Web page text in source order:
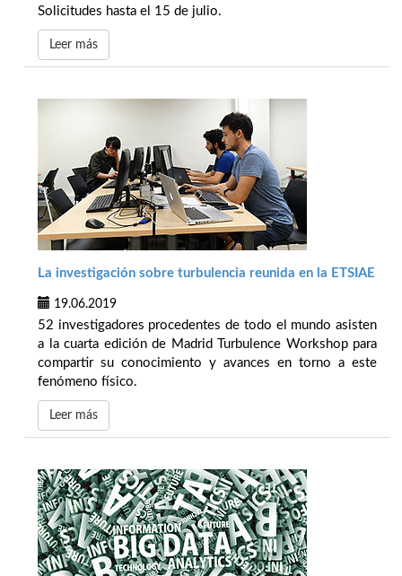
Solicitudes hasta el 15 de julio.
Leer más
La investigación sobre turbulencia reunida en la ETSIAE
19.06.2019
52 investigadores procedentes de todo el mundo asisten
a la cuarta edición de Madrid Turbulence Workshop para
compartir su conocimiento y avances en torno a este
fenómeno físico.
Leer más